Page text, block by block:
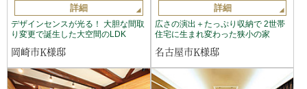
詳細
デザインセンスが光る！ 大胆な間取
り変更で誕生した大空間のLDK
岡崎市K様邸
詳細
広さの演出＋たっぷり収納で 2世帯
住宅に生まれ変わった狭小の家
名古屋市K様邸